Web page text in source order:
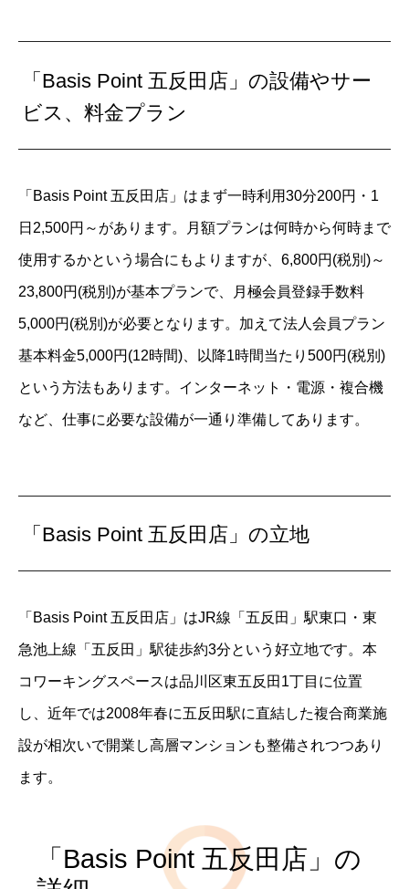
「Basis Point 五反田店」の設備やサー
ビス、料金プラン
「Basis Point 五反田店」はまず一時利用30分200円・1
日2,500円～があります。月額プランは何時から何時まで
使用するかという場合にもよりますが、6,800円(税別)～
23,800円(税別)が基本プランで、月極会員登録手数料
5,000円(税別)が必要となります。加えて法人会員プラン
基本料金5,000円(12時間)、以降1時間当たり500円(税別)
という方法もあります。インターネット・電源・複合機
など、仕事に必要な設備が一通り準備してあります。
「Basis Point 五反田店」の立地
「Basis Point 五反田店」はJR線「五反田」駅東口・東
急池上線「五反田」駅徒歩約3分という好立地です。本
コワーキングスペースは品川区東五反田1丁目に位置
し、近年では2008年春に五反田駅に直結した複合商業施
設が相次いで開業し高層マンションも整備されつつあり
ます。
「Basis Point 五反田店」の